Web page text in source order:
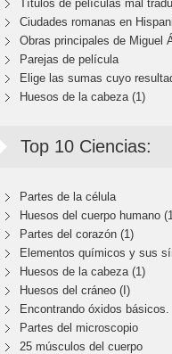
Títulos de películas mal
Ciudades romanas en
Obras principales de Miguel
Parejas de película
Elige las sumas cuyo
Huesos de la cabeza (1)
Top 10 Ciencias:
Partes de la célula
Huesos del cuerpo humano
Partes del corazón (1)
Elementos químicos y sus
Huesos de la cabeza (1)
Huesos del cráneo (I)
Encontrando óxidos básicos.
Partes del microscopio
25 músculos del cuerpo